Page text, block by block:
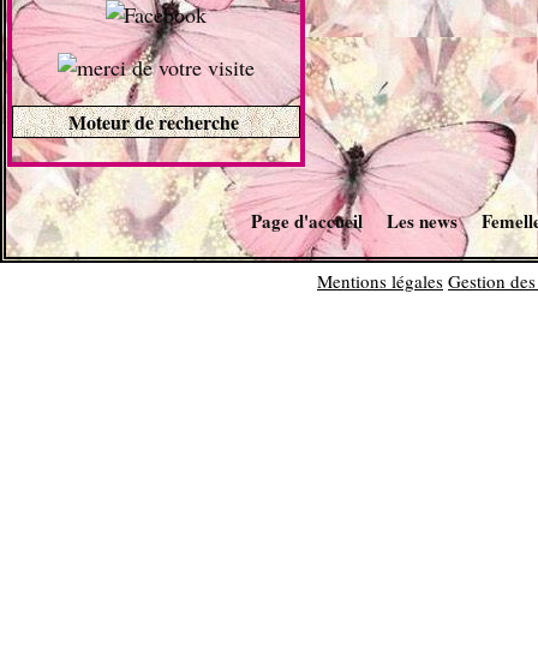
Moteur de recherche
Page d'accueil Les news
Mentions légales Gestion